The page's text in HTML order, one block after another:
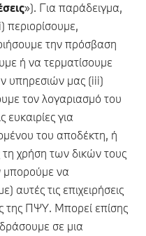
»). Για παράδειγμα,
την πρόσβαση
ή να τερματίσουμε
υπηρεσιών μας (iii)
τον λογαριασμό του
ευκαιρίες για
του αποδέκτη, ή
τη χρήση των δικών τους
μπορούμε να
αυτές τις επιχειρήσεις
της ΠΨΥ. Μπορεί επίσης
σε μια